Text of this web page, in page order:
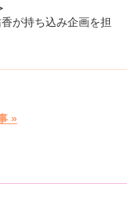
が持ち込み企画を担
»